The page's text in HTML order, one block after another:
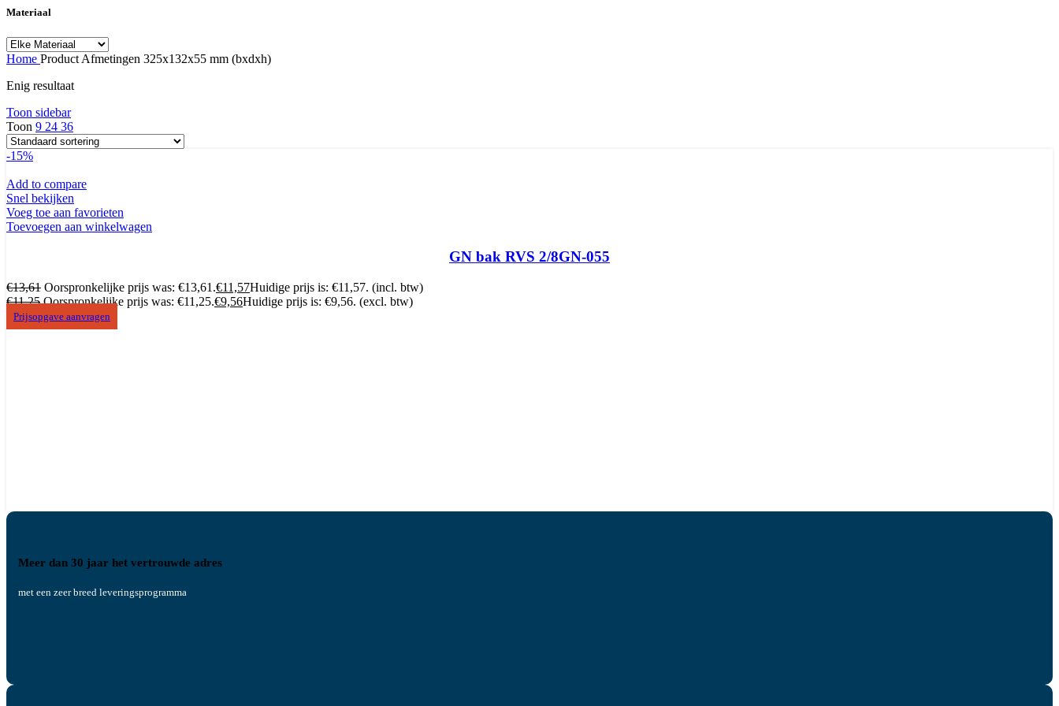
Materiaal
Home Product Afmetingen 325x132x55 mm (bxdxh)
Enig resultaat
Toon sidebar
Toon 9 24 36
-15%
Add to compare
Snel bekijken
Voeg toe aan favorieten
Toevoegen aan winkelwagen
GN bak RVS 2/8GN-055
€13,61 Oorspronkelijke prijs was: €13,61.€11,57Huidige prijs is: €11,57. (incl. btw)
€11,25 Oorspronkelijke prijs was: €11,25.€9,56Huidige prijs is: €9,56. (excl. btw)
Prijsopgave aanvragen
Meer dan 30 jaar het vertrouwde adres
met een zeer breed leveringsprogramma